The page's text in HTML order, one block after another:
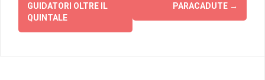
GUIDATORI OLTRE IL
QUINTALE
PARACADUTE →